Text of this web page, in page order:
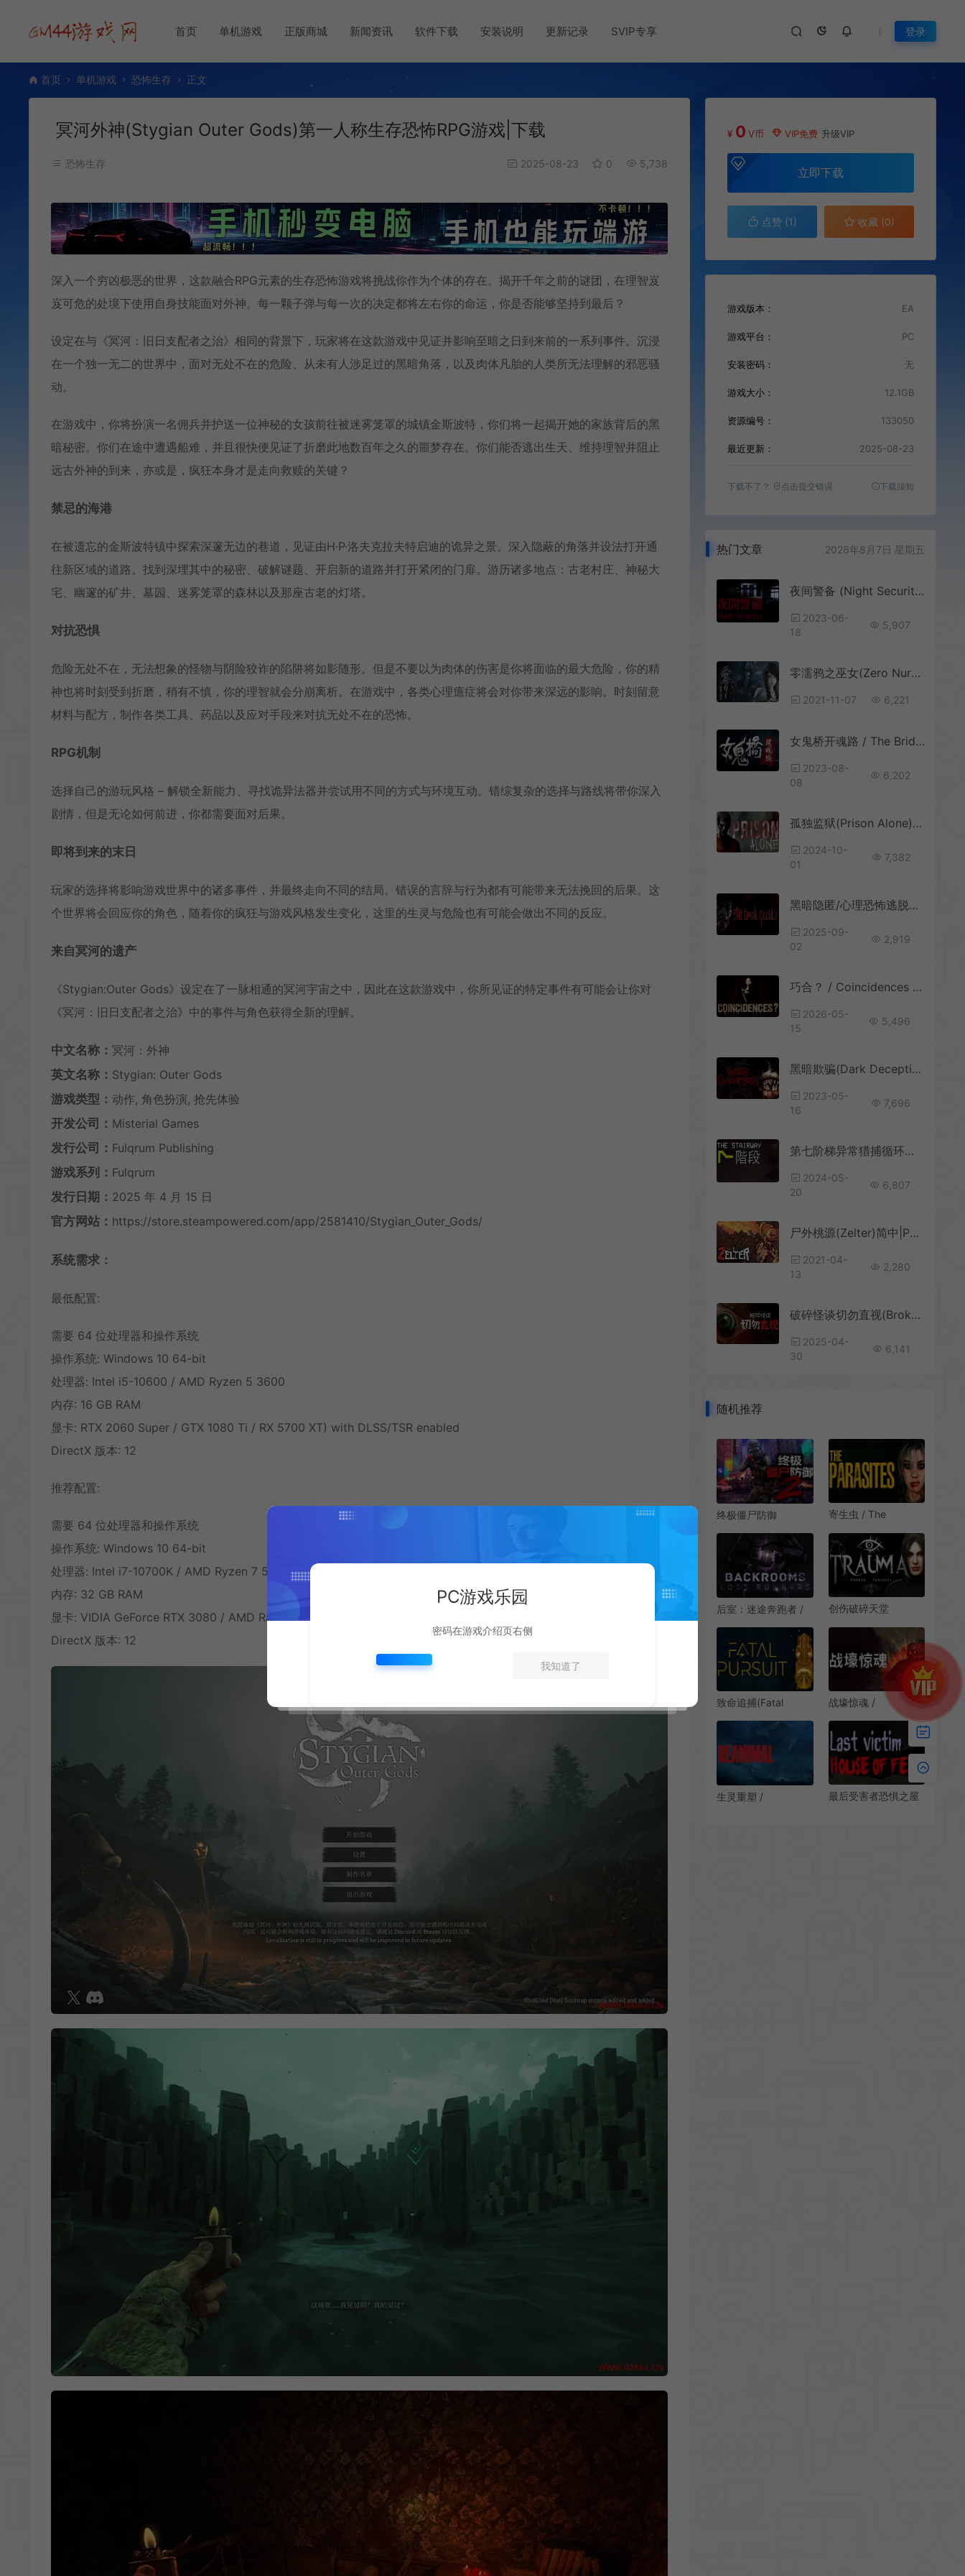
首页 单机游戏 正版商城 新闻资讯 软件下载 安装说明 更新记录 SVIP专享 登录
首页 单机游戏 恐怖生存 正文
冥河外神(Stygian Outer Gods)第一人称生存恐怖RPG游戏|下载
恐怖生存 2025-08-23 0 5,738
深入一个穷凶极恶的世界，这款融合RPG元素的生存恐怖游戏将挑战你作为个体的存在。揭开千年之前的谜团，在理智岌
岌可危的处境下使用自身技能面对外神。每一颗子弹与每一次的决定都将左右你的命运，你是否能够坚持到最后？
设定在与《冥河：旧日支配者之治》相同的背景下，玩家将在这款游戏中见证并影响至暗之日到来前的一系列事件。沉浸
在一个独一无二的世界中，面对无处不在的危险、从未有人涉足过的黑暗角落，以及肉体凡胎的人类所无法理解的邪恶骚
动。
在游戏中，你将扮演一名佣兵并护送一位神秘的女孩前往被迷雾笼罩的城镇金斯波特，你们将一起揭开她的家族背后的黑
暗秘密。你们在途中遭遇船难，并且很快便见证了折磨此地数百年之久的噩梦存在。你们能否逃出生天、维持理智并阻止
远古外神的到来，亦或是，疯狂本身才是走向救赎的关键？
禁忌的海港
在被遗忘的金斯波特镇中探索深邃无边的巷道，见证由H·P·洛夫克拉夫特启迪的诡异之景。深入隐蔽的角落并设法打开通
往新区域的道路。找到深埋其中的秘密、破解谜题、开启新的道路并打开紧闭的门扉。游历诸多地点：古老村庄、神秘大
宅、幽邃的矿井、墓园、迷雾笼罩的森林以及那座古老的灯塔。
对抗恐惧
危险无处不在，无法想象的怪物与阴险狡诈的陷阱将如影随形。但是不要以为肉体的伤害是你将面临的最大危险，你的精
神也将时刻受到折磨，稍有不慎，你的理智就会分崩离析。在游戏中，各类心理癔症将会对你带来深远的影响。时刻留意
材料与配方，制作各类工具、药品以及应对手段来对抗无处不在的恐怖。
RPG机制
选择自己的游玩风格 – 解锁全新能力、寻找诡异法器并尝试用不同的方式与环境互动。错综复杂的选择与路线将带你深入
剧情，但是无论如何前进，你都需要面对后果。
即将到来的末日
玩家的选择将影响游戏世界中的诸多事件，并最终走向不同的结局。错误的言辞与行为都有可能带来无法挽回的后果。这
个世界将会回应你的角色，随着你的疯狂与游戏风格发生变化，这里的生灵与危险也有可能会做出不同的反应。
来自冥河的遗产
《Stygian:Outer Gods》设定在了一脉相通的冥河宇宙之中，因此在这款游戏中，你所见证的特定事件有可能会让你对
《冥河：旧日支配者之治》中的事件与角色获得全新的理解。
中文名称： 冥河：外神
英文名称： Stygian: Outer Gods
游戏类型： 动作, 角色扮演, 抢先体验
开发公司： Misterial Games
发行公司： Fulqrum Publishing
游戏系列： Fulqrum
发行日期： 2025 年 4 月 15 日
官方网站： https://store.steampowered.com/app/2581410/Stygian_Outer_Gods/
系统需求：
最低配置:
需要 64 位处理器和操作系统
操作系统: Windows 10 64-bit
处理器: Intel i5-10600 / AMD Ryzen 5 3600
内存: 16 GB RAM
显卡: RTX 2060 Super / GTX 1080 Ti / RX 5700 XT) with DLSS/TSR enabled
DirectX 版本: 12
推荐配置:
需要 64 位处理器和操作系统
操作系统: Windows 10 64-bit
处理器: Intel i7-10700K / AMD Ryzen 7 5700X3D
内存: 32 GB RAM
显卡: VIDIA GeForce RTX 3080 / AMD Radeon RX 6800 XT (10GB+ VRAM)
DirectX 版本: 12
¥ 0 V币 VIP免费 升级VIP
立即下载
点赞 (1) 收藏 (0)
游戏版本： EA
游戏平台： PC
安装密码： 无
游戏大小： 12.1GB
资源编号： 133050
最近更新： 2025-08-23
下载不了？ 点击提交错误 下载须知
热门文章 2026年8月7日 星期五
夜间警备 (Night Security) 简中|PC|日本心理恐怖游戏
2023-06-
18
5,907
零濡鸦之巫女(Zero Nuregarasu no Miko)日系恐怖解谜游戏|下载
2021-11-07 6,221
女鬼桥开魂路 / The Bridge Curse Road to Salvation 第一人称恐怖游戏
2023-08-
08
6,202
孤独监狱(Prison Alone)简中|PC|AVG|心理恐怖游戏
2024-10-
01
7,382
黑暗隐匿/心理恐怖逃脱游戏 The Dark Occult 下载
2025-09-
02
2,919
巧合？ / Coincidences 第一人称心理恐怖游戏
2026-05-
15
5,496
黑暗欺骗(Dark Deception)简中|PC|AVG|第一人称生存恐怖游戏
2023-05-
16
7,696
第七阶梯异常猎捕循环恐怖游戏(The Stairway 7 – Anomaly Hunt Loop Horror Game)简中|PC|AVG|异常现象心理恐怖游戏
2024-05-
20
6,807
尸外桃源(Zelter)简中|PC|AVG|开放世界生存制作丧尸动作游戏
2021-04-
13
2,280
破碎怪谈切勿直视(BrokenLore: DONT WATCH)第一人称心理恐怖游戏|下载
2025-04-
30
6,141
随机推荐
终极僵尸防御
Defense 2)僵尸防守
生存游戏|下载
寄生虫 / The
存恐怖游戏
后室：迷途奔跑者 /
Runners 生存恐怖游
创伤破碎天堂
Paradise)生存恐怖游
戏|单机|中文|解谜|免
费下载
致命追捕(Fatal
战壕惊魂 /
CONSCRIPT 经典战
场生存恐怖游戏
生灵重塑 /
最后受害者恐惧之屋
PC游戏乐园
密码在游戏介绍页右侧
我知道了